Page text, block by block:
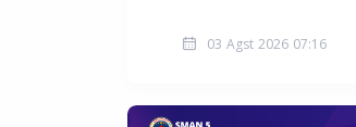
03 Agst 2026 07:16